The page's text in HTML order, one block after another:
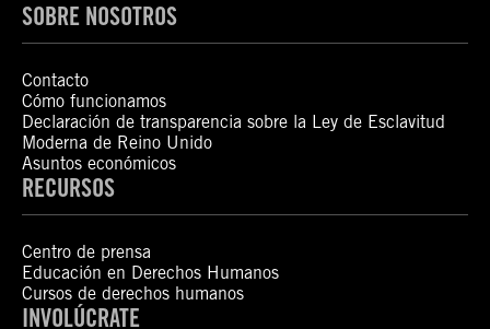
SOBRE NOSOTROS
Contacto
Cómo funcionamos
Declaración de transparencia sobre la Ley de Esclavitud
Moderna de Reino Unido
Asuntos económicos
RECURSOS
Centro de prensa
Educación en Derechos Humanos
Cursos de derechos humanos
INVOLÚCRATE